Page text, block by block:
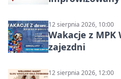
12 sierpnia 2026, 10:00
Wakacje z MPK
zajezdni
12 sierpnia 2026, 12:00